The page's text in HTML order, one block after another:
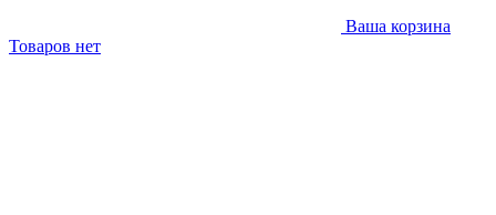
Ваша корзина
Товаров нет